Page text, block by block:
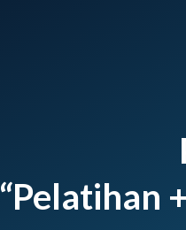
“Pelatihan